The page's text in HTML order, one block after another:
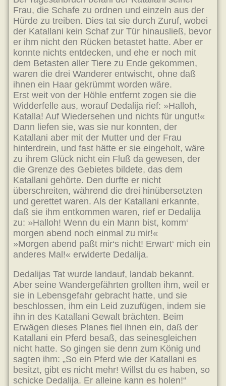
Frau, die Schafe zu ordnen und einzeln aus der
Hürde zu treiben. Dies tat sie durch Zuruf, wobei
der Katallani kein Schaf zur Tür hinausließ, bevor
er ihm nicht den Rücken betastet hatte. Aber er
konnte nichts entdecken, und ehe er noch mit
dem Betasten aller Tiere zu Ende gekommen,
waren die drei Wanderer entwischt, ohne daß
ihnen ein Haar gekrümmt worden wäre.
Erst weit von der Höhle entfernt zogen sie die
Widderfelle aus, worauf Dedalija rief: »Halloh,
Katalla! Auf Wiedersehen und nichts für ungut!«
Dann liefen sie, was sie nur konnten, der
Katallani aber mit der Mutter und der Frau
hinterdrein, und fast hätte er sie eingeholt, wäre
zu ihrem Glück nicht ein Fluß da gewesen, der
die Grenze des Gebietes bildete, das dem
Katallani gehörte. Den durfte er nicht
überschreiten, während die drei hinübersetzten
und gerettet waren. Als der Katallani erkannte,
daß sie ihm entkommen waren, rief er Dedalija
zu: »Halloh! Wenn du ein Mann bist, komm‘
morgen abend noch einmal zu mir!«
»Morgen abend paßt mir‘s nicht! Erwart‘ mich ein
anderes Mal!« erwiderte Dedalija.
Dedalijas Tat wurde landauf, landab bekannt.
Aber seine Wandergefährten grollten ihm, weil er
sie in Lebensgefahr gebracht hatte, und sie
beschlossen, ihm ein Leid zuzufügen, indem sie
ihn in des Katallani Gewalt brächten. Beim
Erwägen dieses Planes fiel ihnen ein, daß der
Katallani ein Pferd besaß, das seinesgleichen
nicht hatte. So gingen sie denn zum König und
sagten ihm: „So ein Pferd wie der Katallani es
besitzt, gibt es nicht mehr! Willst du es haben, so
schicke Dedalija. Er alleine kann es holen!“